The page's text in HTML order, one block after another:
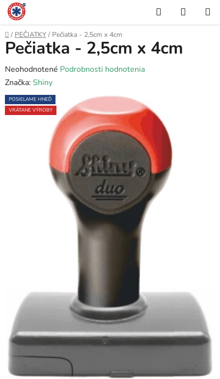
Prejsť
na
obsah
Hľadať
KOŠÍK
Domov
/ PEČIATKY / Pečiatka - 2,5cm x 4cm
Pečiatka - 2,5cm x 4cm
Priemerné
hodnotenie
produktu
je
Neohodnotené Podrobnosti hodnotenia
Značka: Shiny
POSIELAME HNEĎ
VRÁTANE VÝROBY